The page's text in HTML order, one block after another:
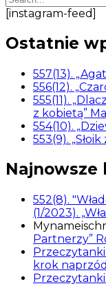
[instagram-feed]
Ostatnie
557(13).
556(12).
555(11).
z kobietą”
554(10).
553(9).
Najnowsze
552(8).
(1/2023).
Partnerzy”
Przeczytanki
krok
Przeczytanki